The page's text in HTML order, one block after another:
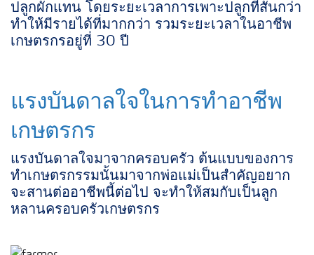
ปลูกผักแทน โดยระยะเวลาการเพาะปลูกที่สั้นกว่า
ทำให้มีรายได้ที่มากกว่า รวมระยะเวลาในอาชีพ
เกษตรกรอยู่ที่ 30 ปี
แรงบันดาลใจในการทำอาชีพ
เกษตรกร
แรงบันดาลใจมาจากครอบครัว ต้นแบบของการ
ทำเกษตรกรรมนั้นมาจากพ่อแม่เป็นสำคัญอยาก
จะสานต่ออาชีพนี้ต่อไป จะทำให้สมกับเป็นลูก
หลานครอบครัวเกษตรกร